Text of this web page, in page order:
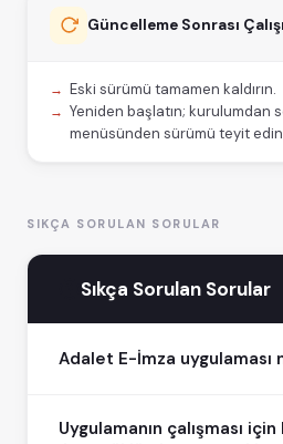
Güncelleme Sonrası
Eski sürümü tamamen kaldırın.
Yeniden başlatın; kurulumdan
menüsünden sürümü teyit
SIKÇA SORULAN SORULAR
Sıkça Sorulan Sorular
Adalet E-İmza uygulaması
Tarayıcı tabanlı UYAP
Uygulamanın çalışması